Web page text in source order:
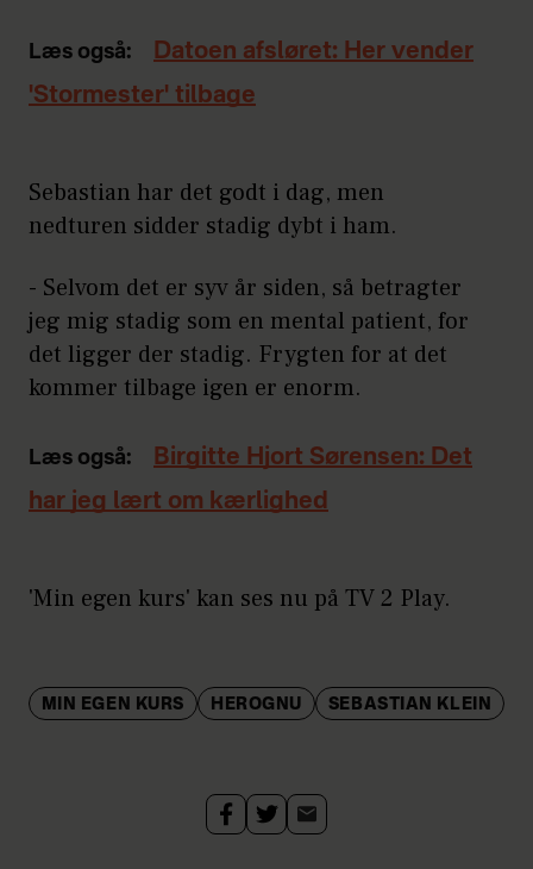
Læs også:
Datoen afsløret: Her vender
'Stormester' tilbage
Sebastian har det godt i dag, men
nedturen sidder stadig dybt i ham.
- Selvom det er syv år siden, så betragter
jeg mig stadig som en mental patient, for
det ligger der stadig. Frygten for at det
kommer tilbage igen er enorm.
Læs også:
Birgitte Hjort Sørensen: Det
har jeg lært om kærlighed
'Min egen kurs' kan ses nu på TV 2 Play.
MIN EGEN KURS HEROGNU SEBASTIAN KLEIN